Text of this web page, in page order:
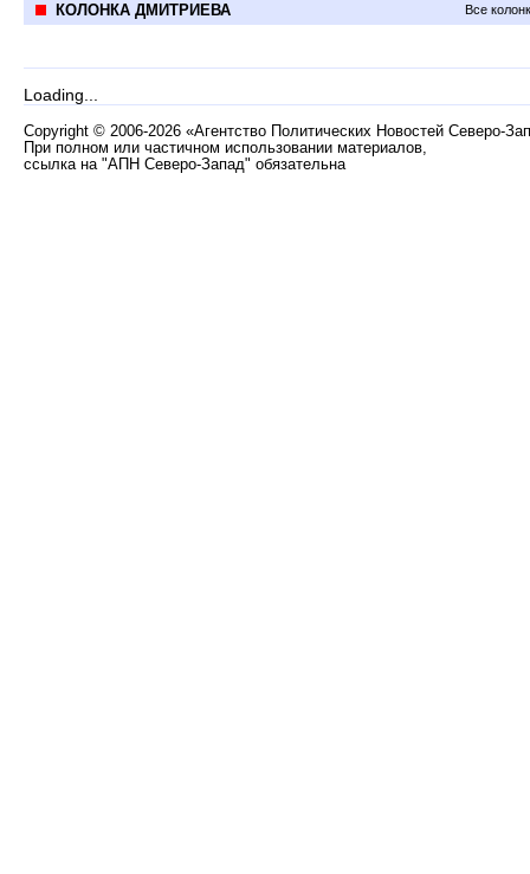
КОЛОНКА ДМИТРИЕВА Все
Loading...
Copyright © 2006-2026 «Агентство Политических Новостей Северо-
При полном или частичном использовании материалов,
ссылка на "АПН Северо-Запад" обязательна